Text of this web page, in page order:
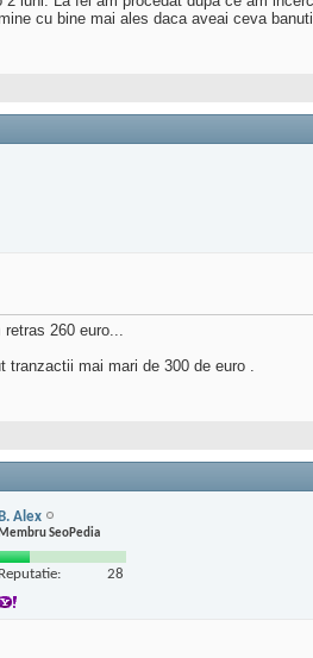
cu bine mai ales daca aveai ceva
260 euro...
tranzactii mai mari de 300 de euro .
B. Alex
Membru SeoPedia
Reputatie: 28